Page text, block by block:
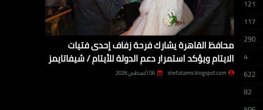
121
117
290
4
622
82
محافظ القاهرة يشارك فرحة زفاف إحدى فتيات
الايتام ويؤكد استمرار دعم الدولة للأيتام / شيفاتايمز
shefataims.blogspot.com 06 أغسطس 2026